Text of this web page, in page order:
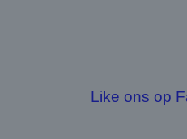
Like ons op